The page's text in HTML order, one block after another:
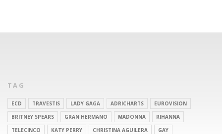
TAG
ECD TRAVESTIS LADY GAGA ADRICHARTS
EUROVISION
BRITNEY SPEARS
GRAN HERMANO MADONNA
RIHANNA
TELECINCO
KATY PERRY CHRISTINA AGUILERA
GAY